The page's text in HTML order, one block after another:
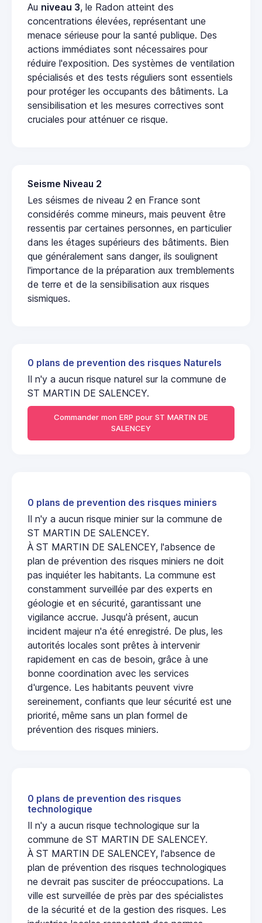
Au niveau 3, le Radon atteint des
concentrations élevées, représentant une
menace sérieuse pour la santé publique. Des
actions immédiates sont nécessaires pour
réduire l'exposition. Des systèmes de ventilation
spécialisés et des tests réguliers sont essentiels
pour protéger les occupants des bâtiments. La
sensibilisation et les mesures correctives sont
cruciales pour atténuer ce risque.
Seisme Niveau 2
Les séismes de niveau 2 en France sont
considérés comme mineurs, mais peuvent être
ressentis par certaines personnes, en particulier
dans les étages supérieurs des bâtiments. Bien
que généralement sans danger, ils soulignent
l'importance de la préparation aux tremblements
de terre et de la sensibilisation aux risques
sismiques.
0 plans de prevention des risques Naturels
Il n'y a aucun risque naturel sur la commune de
ST MARTIN DE SALENCEY.
Commander mon ERP pour ST MARTIN DE
SALENCEY
0 plans de prevention des risques miniers
Il n'y a aucun risque minier sur la commune de
ST MARTIN DE SALENCEY.
À ST MARTIN DE SALENCEY, l'absence de
plan de prévention des risques miniers ne doit
pas inquiéter les habitants. La commune est
constamment surveillée par des experts en
géologie et en sécurité, garantissant une
vigilance accrue. Jusqu'à présent, aucun
incident majeur n'a été enregistré. De plus, les
autorités locales sont prêtes à intervenir
rapidement en cas de besoin, grâce à une
bonne coordination avec les services
d'urgence. Les habitants peuvent vivre
sereinement, confiants que leur sécurité est une
priorité, même sans un plan formel de
prévention des risques miniers.
0 plans de prevention des risques
technologique
Il n'y a aucun risque technologique sur la
commune de ST MARTIN DE SALENCEY.
À ST MARTIN DE SALENCEY, l'absence de
plan de prévention des risques technologiques
ne devrait pas susciter de préoccupations. La
ville est surveillée de près par des spécialistes
de la sécurité et de la gestion des risques. Les